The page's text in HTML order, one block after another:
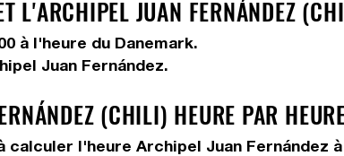
L'ARCHIPEL JUAN FERNÁNDEZ
à l'heure du Danemark.
Juan Fernández.
(CHILI) HEURE PAR
l'heure Archipel Juan Fernández